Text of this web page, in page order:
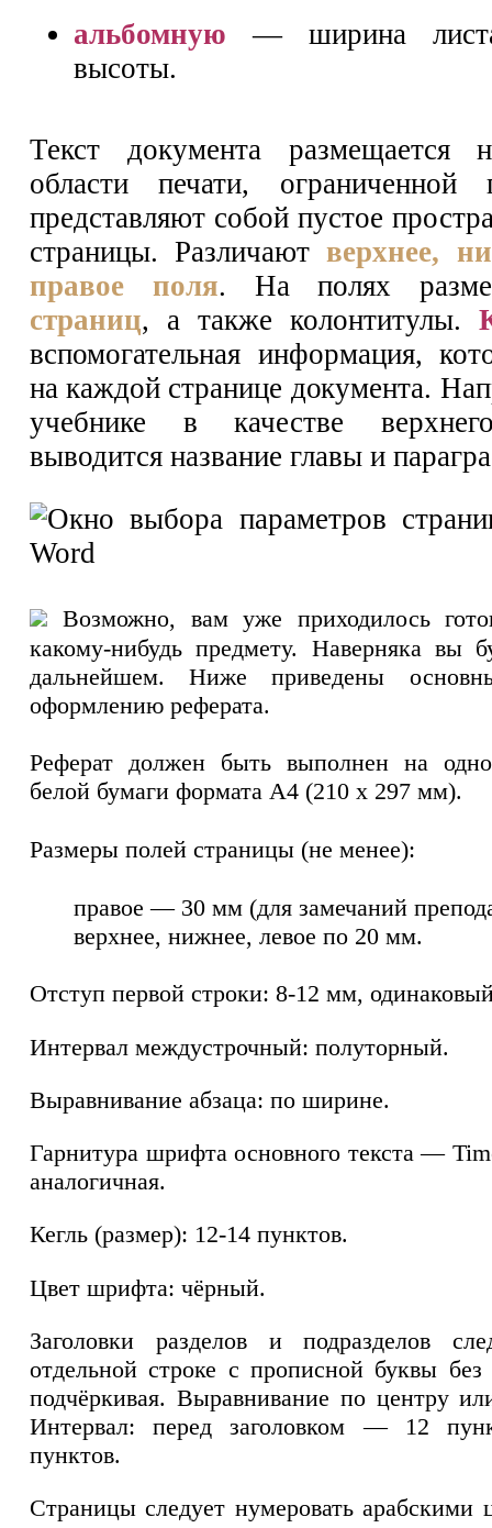
альбомную — ширина
высоты.
Текст документа размещается
области печати,
представляют собой пустое
страницы. Различаютверхнее,
правое поля. На полях
страниц, а также колонтитулы.
вспомогательная информация,
на каждой странице документа.
учебнике в качестве
выводится название главы и
Возможно, вам уже приходилось
какому-нибудь предмету. Наверняка вы
дальнейшем. Ниже приведены
оформлению реферата.
Реферат должен быть выполнен на
белой бумаги формата А4 (210 х 297 мм).
Размеры полей страницы (не менее):
правое — 30 мм (для замечаний
верхнее, нижнее, левое по 20 мм.
Отступ первой строки: 8-12 мм,
Интервал междустрочный: полуторный.
Выравнивание абзаца: по ширине.
Гарнитура шрифта основного текста —
аналогичная.
Кегль (размер): 12-14 пунктов.
Цвет шрифта: чёрный.
Заголовки разделов и подразделов
отдельной строке с прописной буквы
подчёркивая. Выравнивание по центру
Интервал: перед заголовком — 12
пунктов.
Страницы следует нумеровать арабскими